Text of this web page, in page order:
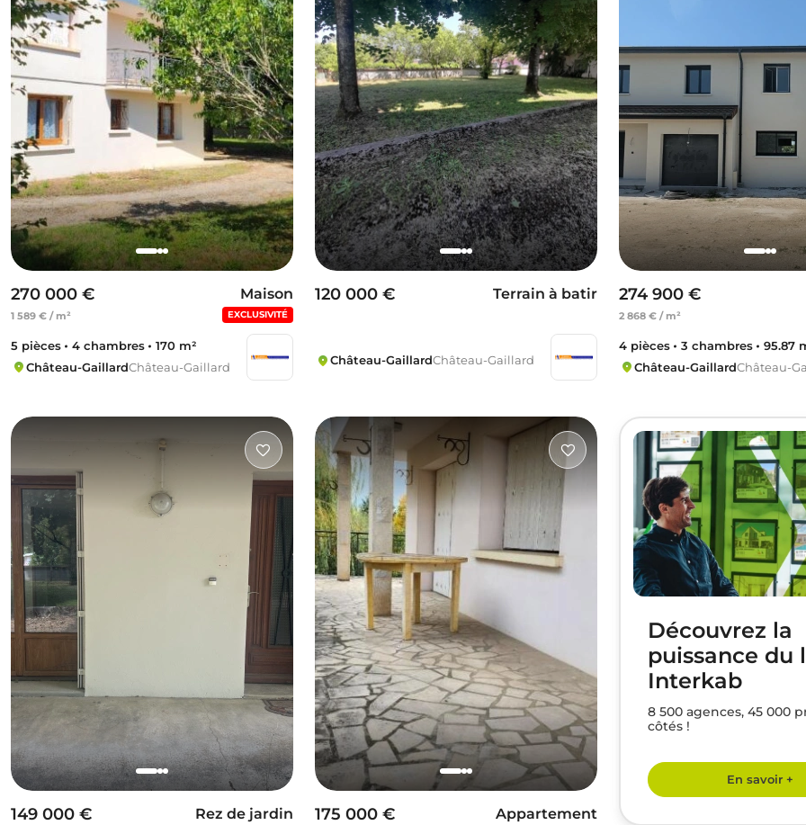
270 000 €
1 589 € / m²
Maison
EXCLUSIVITÉ
5 pièces 4 chambres
170 m²
Château-GaillardChâteau-Gaillard
120 000 € Terrain à batir
Château-GaillardChâteau-Gaillard
274 900 €
2 868 € / m²
4 pièces 3 chambres
95.87
Château-GaillardChâteau-
149 000 € Rez de jardin 175 000 € Appartement
Découvrez la
puissance du
Interkab
8 500 agences, 45 000
côtés !
En savoir +